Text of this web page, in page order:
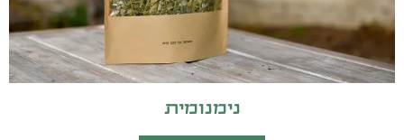
נימנומית